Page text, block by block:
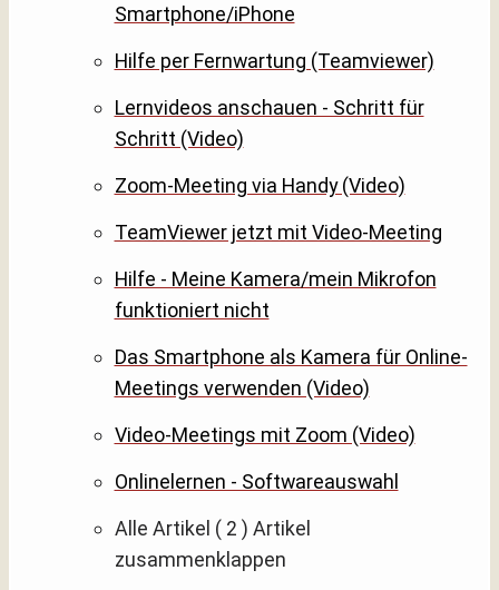
Smartphone/iPhone
Hilfe per Fernwartung (Teamviewer)
Lernvideos anschauen - Schritt für
Schritt (Video)
Zoom-Meeting via Handy (Video)
TeamViewer jetzt mit Video-Meeting
Hilfe - Meine Kamera/mein Mikrofon
funktioniert nicht
Das Smartphone als Kamera für Online-
Meetings verwenden (Video)
Video-Meetings mit Zoom (Video)
Onlinelernen - Softwareauswahl
Alle Artikel ( 2 ) Artikel
zusammenklappen